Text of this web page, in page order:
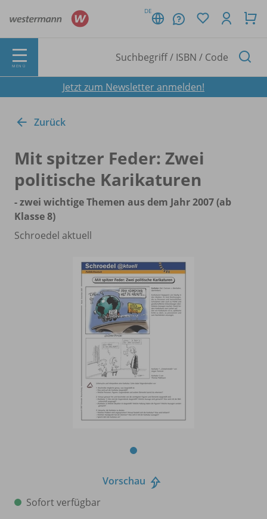
DE
MENÜ
Jetzt zum Newsletter anmelden!
Zurück
Mit spitzer Feder: Zwei
politische Karikaturen
- zwei wichtige Themen aus dem Jahr 2007 (ab
Klasse 8)
Schroedel aktuell
Vorschau
Sofort verfügbar